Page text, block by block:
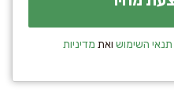
תנאי השימוש ואת מדיניות